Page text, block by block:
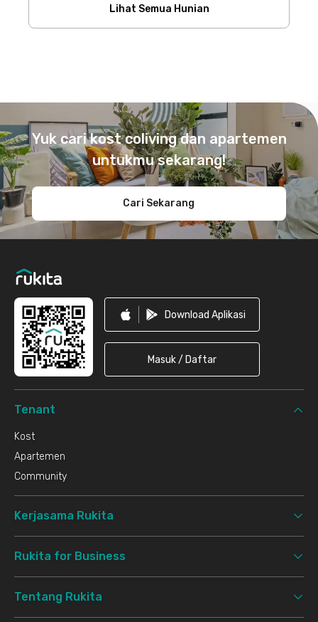
Lihat Semua Hunian
Yuk cari kost coliving dan apartemen
untukmu sekarang!
Cari Sekarang
Download Aplikasi
Masuk / Daftar
Tenant
Kost
Apartemen
Community
Kerjasama Rukita
Rukita for Business
Tentang Rukita